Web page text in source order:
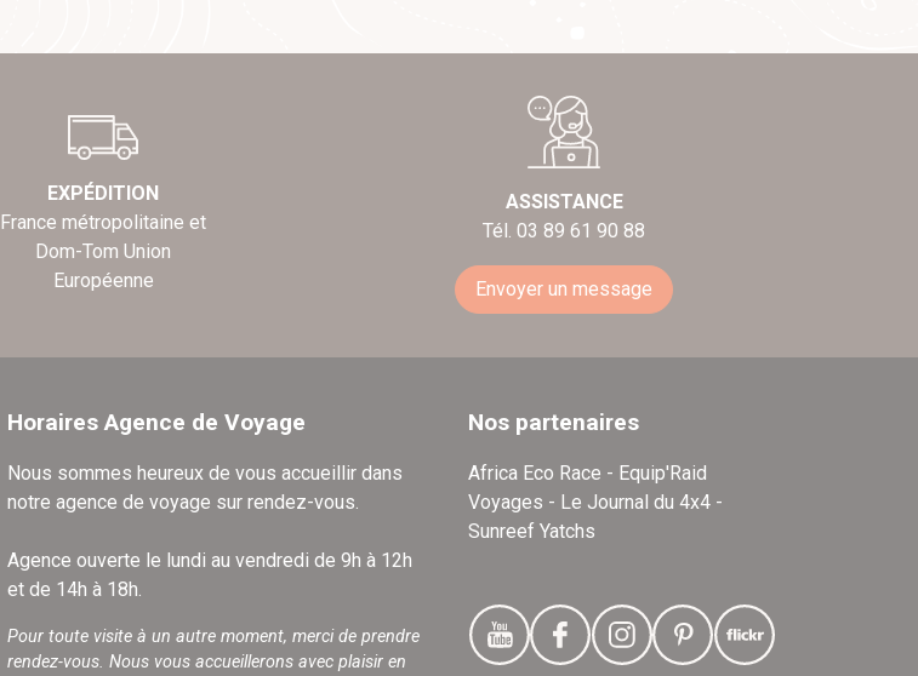
EXPÉDITION
France métropolitaine et
Dom-Tom Union
Européenne
ASSISTANCE
Tél. 03 89 61 90 88
Envoyer un message
Horaires Agence de Voyage
Nous sommes heureux de vous accueillir dans
notre agence de voyage sur rendez-vous.
Agence ouverte le lundi au vendredi de 9h à 12h
et de 14h à 18h.
Pour toute visite à un autre moment, merci de prendre
rendez-vous. Nous vous accueillerons avec plaisir en
Nos partenaires
Africa Eco Race - Equip'Raid
Voyages - Le Journal du 4x4 -
Sunreef Yatchs